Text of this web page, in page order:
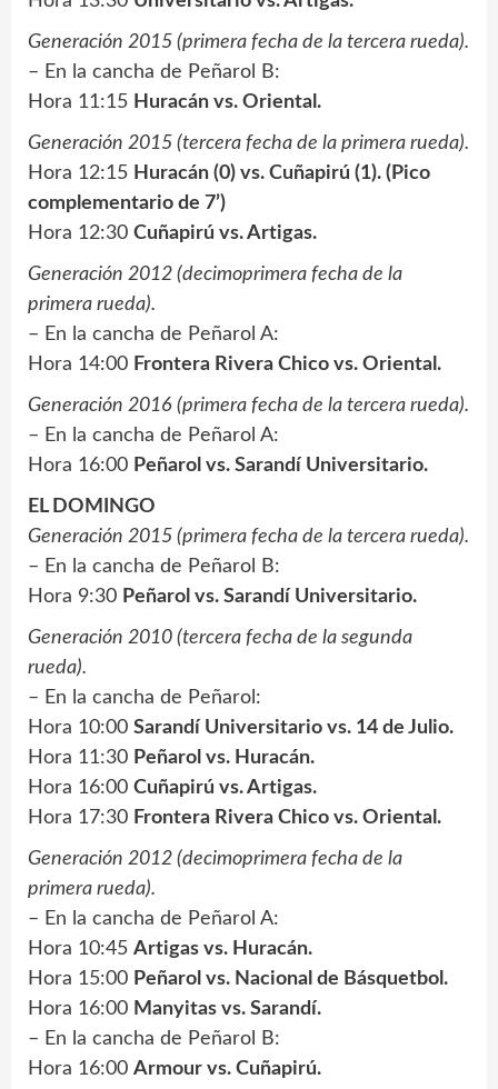
Generación 2015 (primera fecha de la tercera rueda).
– En la cancha de Peñarol B:
Hora 11:15 Huracán vs. Oriental.
Generación 2015 (tercera fecha de la primera rueda).
Hora 12:15 Huracán (0) vs. Cuñapirú (1). (Pico
complementario de 7’)
Hora 12:30 Cuñapirú vs. Artigas.
Generación 2012 (decimoprimera fecha de la
primera rueda).
– En la cancha de Peñarol A:
Hora 14:00 Frontera Rivera Chico vs. Oriental.
Generación 2016 (primera fecha de la tercera rueda).
– En la cancha de Peñarol A:
Hora 16:00 Peñarol vs. Sarandí Universitario.
EL DOMINGO
Generación 2015 (primera fecha de la tercera rueda).
– En la cancha de Peñarol B:
Hora 9:30 Peñarol vs. Sarandí Universitario.
Generación 2010 (tercera fecha de la segunda
rueda).
– En la cancha de Peñarol:
Hora 10:00 Sarandí Universitario vs. 14 de Julio.
Hora 11:30 Peñarol vs. Huracán.
Hora 16:00 Cuñapirú vs. Artigas.
Hora 17:30 Frontera Rivera Chico vs. Oriental.
Generación 2012 (decimoprimera fecha de la
primera rueda).
– En la cancha de Peñarol A:
Hora 10:45 Artigas vs. Huracán.
Hora 15:00 Peñarol vs. Nacional de Básquetbol.
Hora 16:00 Manyitas vs. Sarandí.
– En la cancha de Peñarol B:
Hora 16:00 Armour vs. Cuñapirú.